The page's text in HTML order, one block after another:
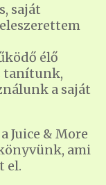
saját
élő
tanítunk,
a saját
Juice & More
ami
el.